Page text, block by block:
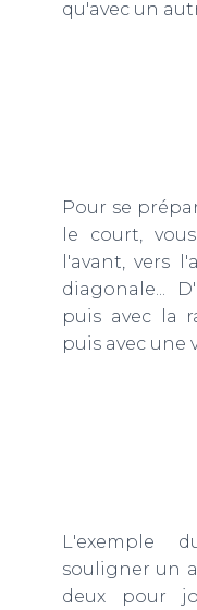
qu'avec un
Pour se
le court,
l'avant, vers
diagonale...
puis avec la
puis avec une
L'exemple
souligner un
deux pour